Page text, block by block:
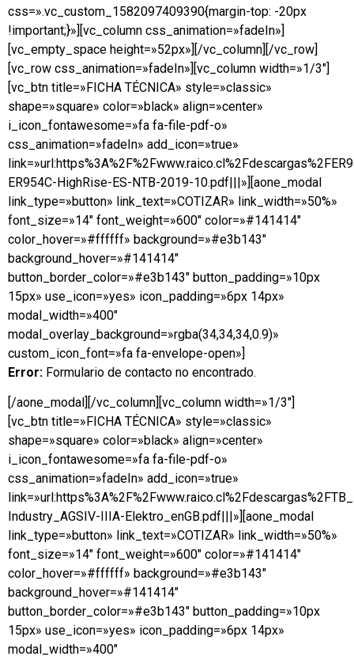
css=».vc_custom_1582097409390{margin-top: -20px
!important;}»][vc_column css_animation=»fadeIn»]
[vc_empty_space height=»52px»][/vc_column][/vc_row]
[vc_row css_animation=»fadeIn»][vc_column width=»1/3″]
[vc_btn title=»FICHA TÉCNICA» style=»classic»
shape=»square» color=»black» align=»center»
i_icon_fontawesome=»fa fa-file-pdf-o»
css_animation=»fadeIn» add_icon=»true»
ER954C-HighRise-ES-NTB-2019-10.pdf|||»][aone_modal
link_type=»button» link_text=»COTIZAR» link_width=»50%»
font_size=»14″ font_weight=»600″ color=»#141414″
color_hover=»#ffffff» background=»#e3b143″
background_hover=»#141414″
button_border_color=»#e3b143″ button_padding=»10px
15px» use_icon=»yes» icon_padding=»6px 14px»
modal_width=»400″
modal_overlay_background=»rgba(34,34,34,0.9)»
custom_icon_font=»fa fa-envelope-open»]
Error: Formulario de contacto no encontrado.
[/aone_modal][/vc_column][vc_column width=»1/3″]
[vc_btn title=»FICHA TÉCNICA» style=»classic»
shape=»square» color=»black» align=»center»
i_icon_fontawesome=»fa fa-file-pdf-o»
css_animation=»fadeIn» add_icon=»true»
Industry_AGSIV-IIIA-Elektro_enGB.pdf|||»][aone_modal
link_type=»button» link_text=»COTIZAR» link_width=»50%»
font_size=»14″ font_weight=»600″ color=»#141414″
color_hover=»#ffffff» background=»#e3b143″
background_hover=»#141414″
button_border_color=»#e3b143″ button_padding=»10px
15px» use_icon=»yes» icon_padding=»6px 14px»
modal_width=»400″